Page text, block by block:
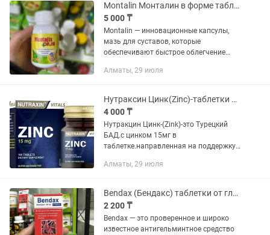
Montalin Монталин в форме таблеток
5 000 ₸
Montalin — инновационные капсулы,
мазь для суставов, которые
обеспечивают быстрое облегчение
суставных функций. Эффективность
Алматы, 29 июля
Нутраксин Цинк(Zinc)-таблетки для поднятия тестостерона
4 000 ₸
Нутракцин Цинк-(Zink)-это Турецкий
БАД.с цинком 15мг в
таблетке.направленная на поддержку
кожи,волос,ногтей а также обмен
отзывами...
Алматы, 29 июля
Bendax (Бендакс) таблетки от глистов, 6 штук
2 200 ₸
Bendax — это проверенное и широко
известное антигельминтное средство